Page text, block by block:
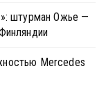
штурман Ожье —
Mercedes